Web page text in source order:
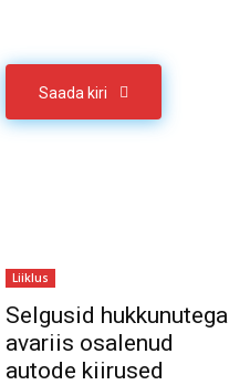
Saada kiri
Liiklus
Selgusid hukkunutega
avariis osalenud
autode kiirused